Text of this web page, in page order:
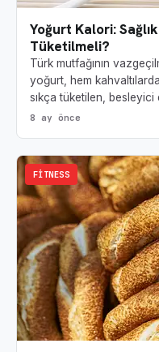
Yoğurt Kalori:
Tüketilmeli?
Türk mutfağının
yoğurt, hem
sıkça tüketilen,
8 ay önce
FITNESS